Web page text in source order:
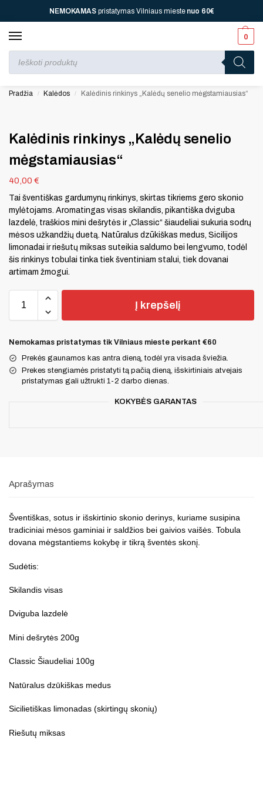
NEMOKAMASpristatymas Vilniaus miestenuo 60€
0
Perkant nuo70 € ⚡ jūsų laukia viena dovana, nuo dvi, nuo150 € ⚡
Pradžia / Kalėdos / Kalėdinis rinkinys „Kalėdų senelio mėgstamiausias“
Kalėdinis rinkinys „Kalėdų senelio
mėgstamiausias“
40,00 €
Tai šventiškas gardumynų rinkinys, skirtas tikriems gero skonio
mylėtojams. Aromatingas visas skilandis, pikantiška dviguba
lazdelė, traškios mini dešrytės ir „Classic“ šiaudeliai sukuria sodrų
mėsos užkandžių duetą. Natūralus dzūkiškas medus, Sicilijos
limonadai ir riešutų miksas suteikia saldumo bei lengvumo, todėl
šis rinkinys tobulai tinka tiek šventiniam stalui, tiek dovanai
artimam žmogui.
Į krepšelį
Nemokamas pristatymas tik Vilniaus mieste perkant €60
Prekės gaunamos kas antra dieną, todėl yra visada šviežia.
Prekes stengiamės pristatyti tą pačią dieną, išskirtiniais atvejais
pristatymas gali užtrukti 1-2 darbo dienas.
KOKYBĖS GARANTAS
Aprašymas
Šventiškas, sotus ir išskirtinio skonio derinys, kuriame susipina
tradiciniai mėsos gaminiai ir saldžios bei gaivios vaišės. Tobula
dovana mėgstantiems kokybę ir tikrą šventės skonį.
Sudėtis:
Skilandis visas
Dviguba lazdelė
Mini dešrytės 200g
Classic Šiaudeliai 100g
Natūralus dzūkiškas medus
Sicilietiškas limonadas (skirtingų skonių)
Riešutų miksas